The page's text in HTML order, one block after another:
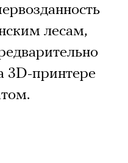
лесам,
3D-принтере